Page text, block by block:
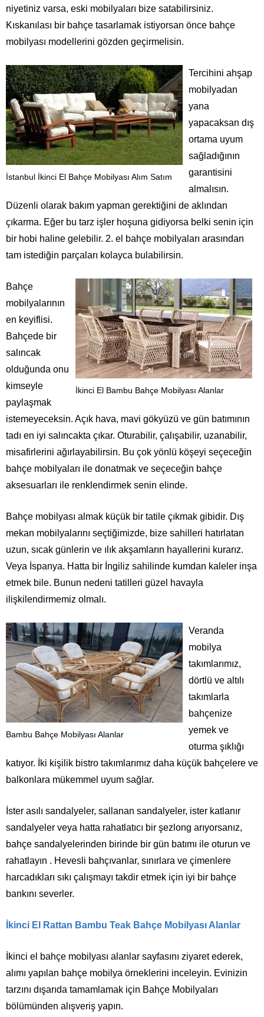
niyetiniz varsa, eski mobilyaları bize satabilirsiniz.
Kıskanılası bir bahçe tasarlamak istiyorsan önce bahçe
mobilyası modellerini gözden geçirmelisin.
İstanbul İkinci El Bahçe Mobilyası Alım Satım
Tercihini ahşap
mobilyadan
yana
yapacaksan dış
ortama uyum
sağladığının
garantisini
almalısın.
Düzenli olarak bakım yapman gerektiğini de aklından
çıkarma. Eğer bu tarz işler hoşuna gidiyorsa belki senin için
bir hobi haline gelebilir. 2. el bahçe mobilyaları arasından
tam istediğin parçaları kolayca bulabilirsin.
İkinci El Bambu Bahçe Mobilyası Alanlar
Bahçe
mobilyalarının
en keyiflisi.
Bahçede bir
salıncak
olduğunda onu
kimseyle
paylaşmak
istemeyeceksin. Açık hava, mavi gökyüzü ve gün batımının
tadı en iyi salıncakta çıkar. Oturabilir, çalışabilir, uzanabilir,
misafirlerini ağırlayabilirsin. Bu çok yönlü köşeyi seçeceğin
bahçe mobilyaları ile donatmak ve seçeceğin bahçe
aksesuarları ile renklendirmek senin elinde.
Bahçe mobilyası almak küçük bir tatile çıkmak gibidir. Dış
mekan mobilyalarını seçtiğimizde, bize sahilleri hatırlatan
uzun, sıcak günlerin ve ılık akşamların hayallerini kurarız.
Veya İspanya. Hatta bir İngiliz sahilinde kumdan kaleler inşa
etmek bile. Bunun nedeni tatilleri güzel havayla
ilişkilendirmemiz olmalı.
Bambu Bahçe Mobilyası Alanlar
Veranda
mobilya
takımlarımız,
dörtlü ve altılı
takımlarla
bahçenize
yemek ve
oturma şıklığı
katıyor. İki kişilik bistro takımlarımız daha küçük bahçelere ve
balkonlara mükemmel uyum sağlar.
İster asılı sandalyeler, sallanan sandalyeler, ister katlanır
sandalyeler veya hatta rahatlatıcı bir şezlong arıyorsanız,
bahçe sandalyelerinden birinde bir gün batımı ile oturun ve
rahatlayın . Hevesli bahçıvanlar, sınırlara ve çimenlere
harcadıkları sıkı çalışmayı takdir etmek için iyi bir bahçe
bankını severler.
İkinci El Rattan Bambu Teak Bahçe Mobilyası Alanlar
İkinci el bahçe mobilyası alanlar sayfasını ziyaret ederek,
alımı yapılan bahçe mobilya örneklerini inceleyin. Evinizin
tarzını dışarıda tamamlamak için Bahçe Mobilyaları
bölümünden alışveriş yapın.
Müşteri Hizmetleri